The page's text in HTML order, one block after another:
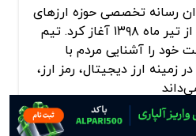
رسانه تخصصی حوزه ارزهای
دیجیتال، فعالیت خود را از تیر ماه ۱۳۹۸ آغاز کرد. تیم
خود را آشنایی مردم با
زمینه ارز دیجیتال، رمز ارز،